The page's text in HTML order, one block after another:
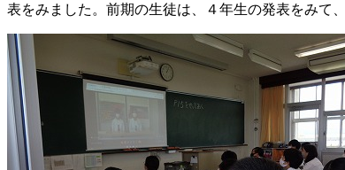
表をみました。前期の生徒は、４年生の発表をみて